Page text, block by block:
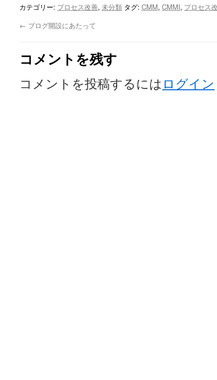
カテゴリー: プロセス改善, 未分類 タグ: CMM, CMMI, プロセス
← ブログ開設にあたって
コメントを残す
コメントを投稿するには ログイン